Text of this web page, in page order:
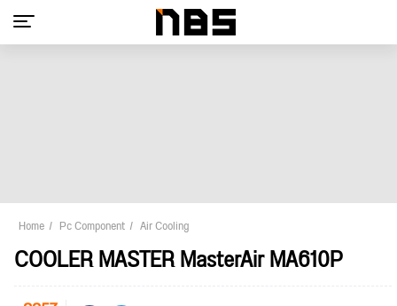
Home Pc Component Air Cooling
COOLER MASTER MasterAir MA610P